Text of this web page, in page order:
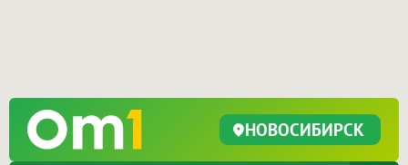
НОВОСИБИРСК